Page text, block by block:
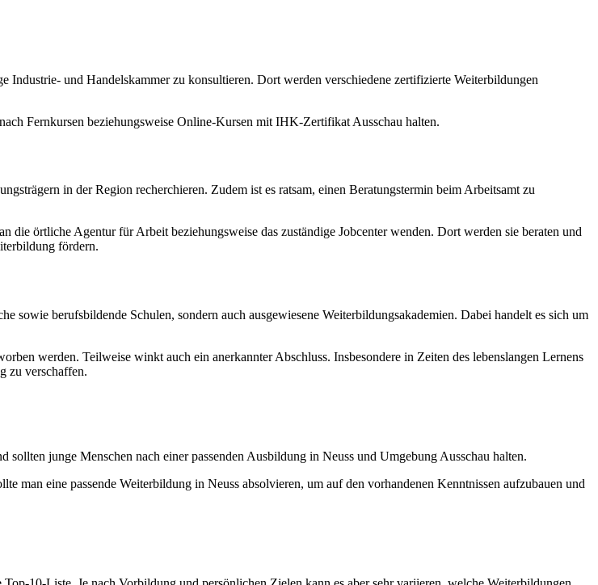
Industrie- und Handelskammer zu konsultieren. Dort werden verschiedene zertifizierte Weiterbildungen
Fernkursen beziehungsweise Online-Kursen mit IHK-Zertifikat Ausschau halten.
in der Region recherchieren. Zudem ist es ratsam, einen Beratungstermin beim Arbeitsamt zu
die örtliche Agentur für Arbeit beziehungsweise das zuständige Jobcenter wenden. Dort werden sie beraten und
fördern.
berufsbildende Schulen, sondern auch ausgewiesene Weiterbildungsakademien. Dabei handelt es sich um
werden. Teilweise winkt auch ein anerkannter Abschluss. Insbesondere in Zeiten des lebenslangen Lernens
zu verschaffen.
junge Menschen nach einer passenden Ausbildung in Neuss und Umgebung Ausschau halten.
man eine passende Weiterbildung in Neuss absolvieren, um auf den vorhandenen Kenntnissen aufzubauen und